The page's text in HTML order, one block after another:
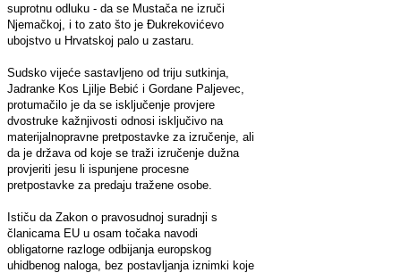
suprotnu odluku - da se Mustača ne izruči
Njemačkoj, i to zato što je Đukrekovićevo
ubojstvo u Hrvatskoj palo u zastaru.
Sudsko vijeće sastavljeno od triju sutkinja,
Jadranke Kos Ljilje Bebić i Gordane Paljevec,
protumačilo je da se isključenje provjere
dvostruke kažnjivosti odnosi isključivo na
materijalnopravne pretpostavke za izručenje, ali
da je država od koje se traži izručenje dužna
provjeriti jesu li ispunjene procesne
pretpostavke za predaju tražene osobe.
Ističu da Zakon o pravosudnoj suradnji s
članicama EU u osam točaka navodi
obligatorne razloge odbijanja europskog
uhidbenog naloga, bez postavljanja iznimki koje